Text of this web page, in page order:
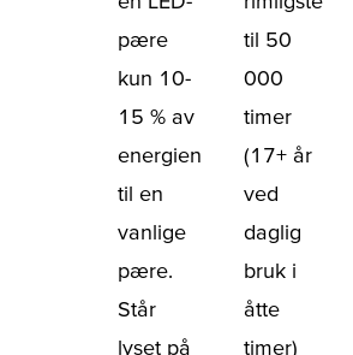
pære
kun 10-
15 % av
energien
til en
vanlige
pære.
Står
lyset på
til 50
000
timer
(17+ år
ved
daglig
bruk i
åtte
timer)